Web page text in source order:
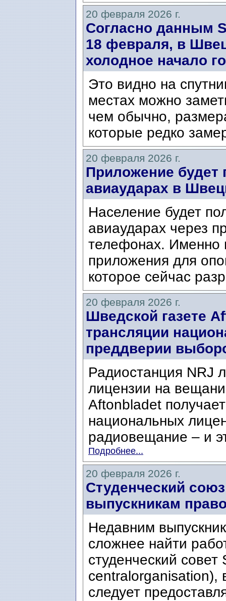
20 февраля 2026 г.
Согласно данным
18 февраля, в
холодное начало
Это видно на
местах можно
чем обычно,
которые редко
20 февраля 2026 г.
Приложение будет
авиаударах в
Население будет
авиаударах через
телефонах. Именно
приложения для
которое сейчас
20 февраля 2026 г.
Шведской газете
трансляции
преддверии
Радиостанция NRJ
лицензии на
Aftonbladet
национальных
радиовещание – и
Подробнее...
20 февраля 2026 г.
Студенческий
выпускникам
Недавним
сложнее найти
студенческий
centralorganisation),
следует